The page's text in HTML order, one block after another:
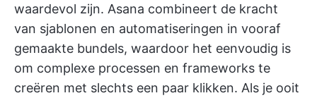
waardevol zijn. Asana combineert de kracht
van sjablonen en automatiseringen in vooraf
gemaakte bundels, waardoor het eenvoudig is
om complexe processen en frameworks te
creëren met slechts een paar klikken. Als je ooit